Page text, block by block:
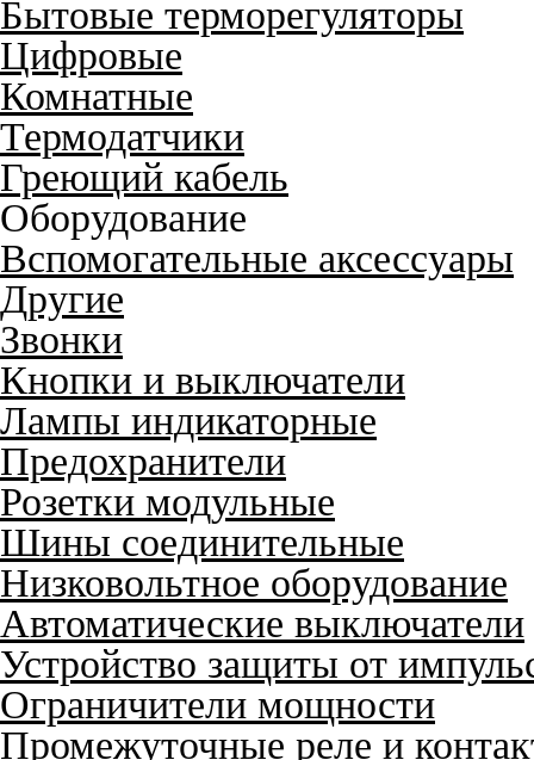
Бытовые терморегуляторы
Цифровые
Комнатные
Термодатчики
Греющий кабель
Оборудование
Вспомогательные аксессуары
Другие
Звонки
Кнопки и выключатели
Лампы индикаторные
Предохранители
Розетки модульные
Шины соединительные
Низковольтное оборудование
Автоматические выключатели
Устройство защиты от
Ограничители мощности
Промежуточные реле и